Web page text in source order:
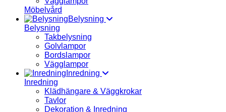
Möbelvård
Belysning
Belysning
Takbelysning
Golvlampor
Bordslampor
Vägglampor
Inredning
Inredning
Klädhängare & Väggkrokar
Tavlor
Dekoration & Inredning